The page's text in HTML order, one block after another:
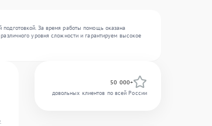
За время работы помощь оказана
уровня сложности и гарантируем высокое
50 000+
довольных клиентов по всей России